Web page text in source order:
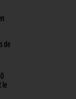
de
le